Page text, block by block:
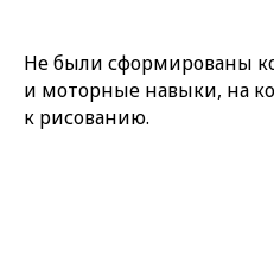
Не были сформированы
и моторные навыки, на
к рисованию.